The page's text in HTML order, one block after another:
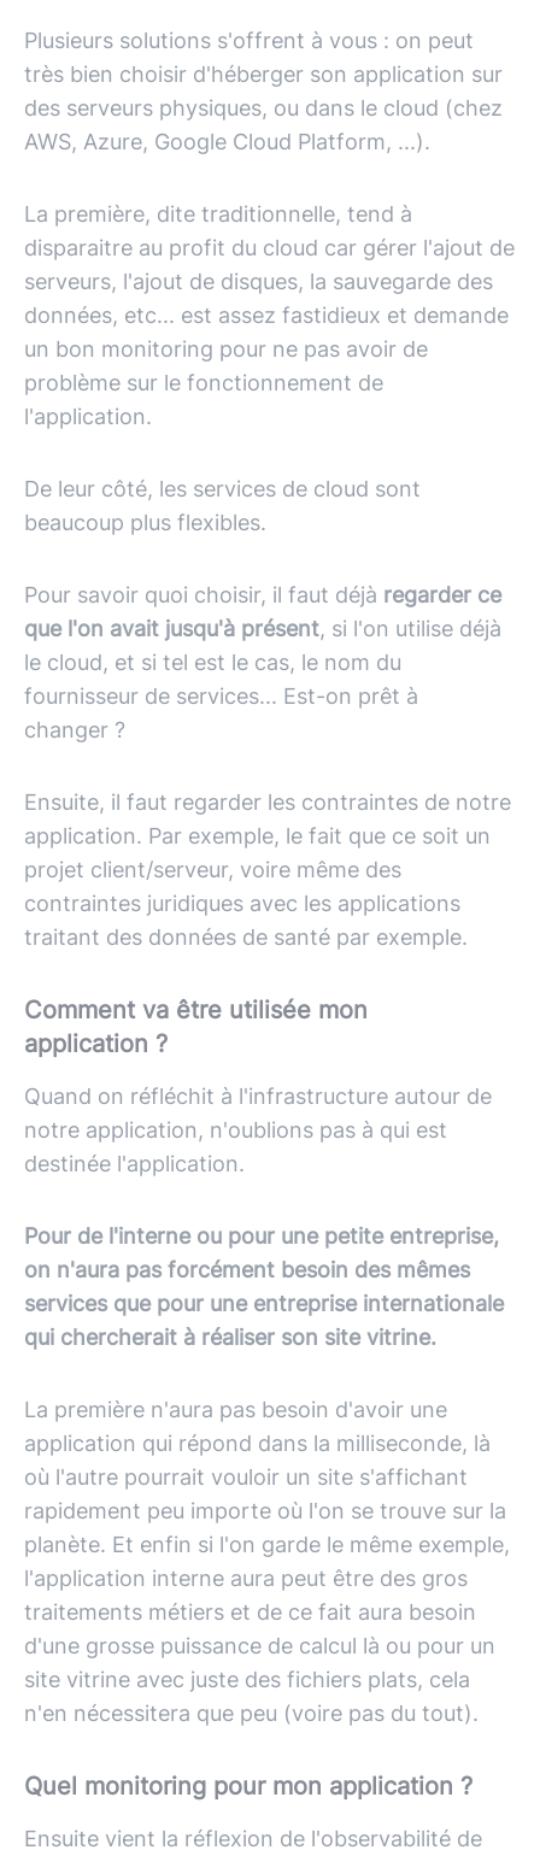
Plusieurs solutions s'offrent à vous : on peut
très bien choisir d'héberger son application sur
des serveurs physiques, ou dans le cloud (chez
AWS, Azure, Google Cloud Platform, ...).
La première, dite traditionnelle, tend à
disparaitre au profit du cloud car gérer l'ajout de
serveurs, l'ajout de disques, la sauvegarde des
données, etc... est assez fastidieux et demande
un bon monitoring pour ne pas avoir de
problème sur le fonctionnement de
l'application.
De leur côté, les services de cloud sont
beaucoup plus flexibles.
Pour savoir quoi choisir, il faut déjà regarder ce
que l'on avait jusqu'à présent, si l'on utilise déjà
le cloud, et si tel est le cas, le nom du
fournisseur de services... Est-on prêt à
changer ?
Ensuite, il faut regarder les contraintes de notre
application. Par exemple, le fait que ce soit un
projet client/serveur, voire même des
contraintes juridiques avec les applications
traitant des données de santé par exemple.
Comment va être utilisée mon
application ?
Quand on réfléchit à l'infrastructure autour de
notre application, n'oublions pas à qui est
destinée l'application.
Pour de l'interne ou pour une petite entreprise,
on n'aura pas forcément besoin des mêmes
services que pour une entreprise internationale
qui chercherait à réaliser son site vitrine.
La première n'aura pas besoin d'avoir une
application qui répond dans la milliseconde, là
où l'autre pourrait vouloir un site s'affichant
rapidement peu importe où l'on se trouve sur la
planète. Et enfin si l'on garde le même exemple,
l'application interne aura peut être des gros
traitements métiers et de ce fait aura besoin
d'une grosse puissance de calcul là ou pour un
site vitrine avec juste des fichiers plats, cela
n'en nécessitera que peu (voire pas du tout).
Quel monitoring pour mon application ?
Ensuite vient la réflexion de l'observabilité de